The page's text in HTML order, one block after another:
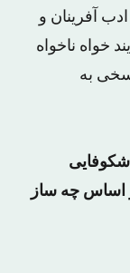
آفرینان و
خواه ناخواه
به
اساس چه ساز